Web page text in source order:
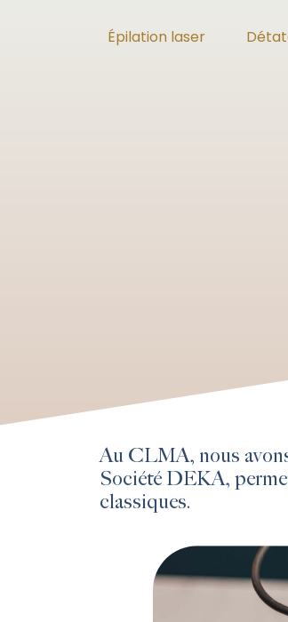
Épilation laser
Au CLMA, nous
Société DEKA,
classiques.